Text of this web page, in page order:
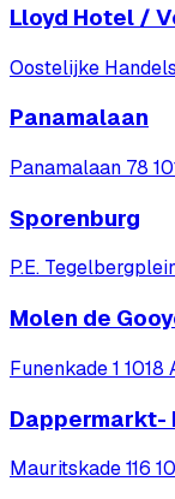
Lloyd Hotel /
Oostelijke
Panamalaan
Panamalaan 78
Sporenburg
P.E.
Molen de
Funenkade 1
Dappermarkt-
Mauritskade 116